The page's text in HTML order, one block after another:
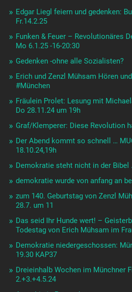
Edgar Liegl feiern und gedenken:
Fr.14.2.25
Funken & Feuer – Revolutionäres
Mo 6.1.25 -16-20:30
Gedenken -ohne alle Sozialisten?
Erich und Zenzl Mühsam Hören
#München
Fräulein Prolet: Lesung mit
Do 28.11.24 um 19h
Graf/Klemperer: Diese Revolution
Der Abend kommt so schnell …
18.10.24,19h
Demokratie steht nicht in der Bibel
demokratie wurde von anfang an
zum 140. Geburtstag von Zenzl
28.7. um 11
Das seid Ihr Hunde wert! –
Todestag von Erich Mühsam im
Demokratie niedergeschossen:
19.30 KAP37
Dreieinhalb Wochen im Münchner
2.+3.+4.5.24